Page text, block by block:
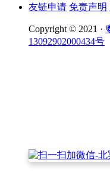
友链申请 免责声明
Copyright © 2021 ·
13092902000434号